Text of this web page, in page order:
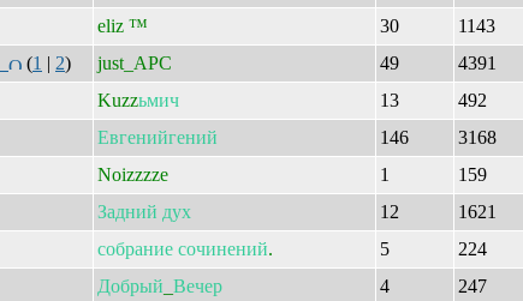
eliz ™ 30 1143
(1 | 2) just_APC 49 4391
Kuzzьмич 13 492
Евгенийгений 146 3168
Noizzzze 1 159
Задний дух 12 1621
собрание сочинений. 5 224
Добрый Вечер 4 247